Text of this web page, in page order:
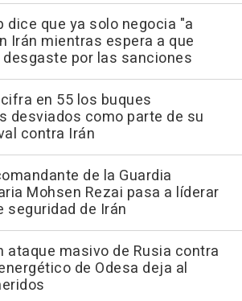
dice que ya solo negocia "a
Irán mientras espera a que
por las sanciones
cifra en 55 los buques
desviados como parte de su
contra Irán
de la Guardia
Mohsen Rezai pasa a líderar
seguridad de Irán
ataque masivo de Rusia contra
de Odesa deja al